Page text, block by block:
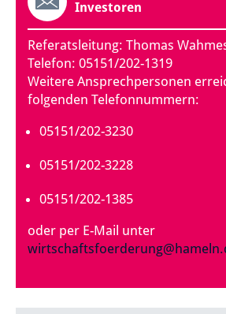
Investoren
Referatsleitung: Thomas
Telefon: 05151/202-1319
Weitere Ansprechpersonen
folgenden Telefonnummern:
05151/202-3230
05151/202-3228
05151/202-1385
oder per E-Mail unter